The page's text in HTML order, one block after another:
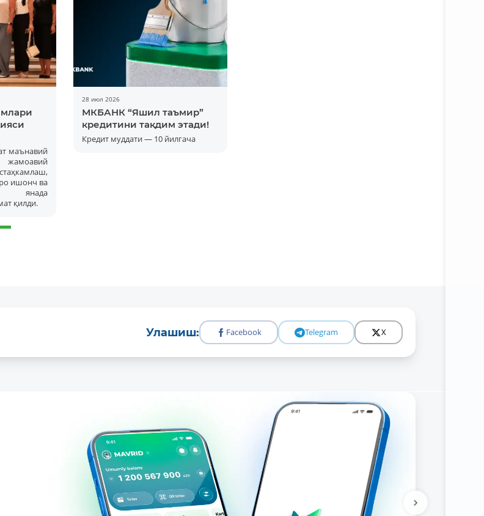
маънавий
ишонч ва
янада
қилди.
28 июл 2026
МКБАНК “Яшил таъмир”
кредитини тақдим этади!
Кредит муддати — 10 йилгача
Улашиш: Facebook Telegram X
Батафсил